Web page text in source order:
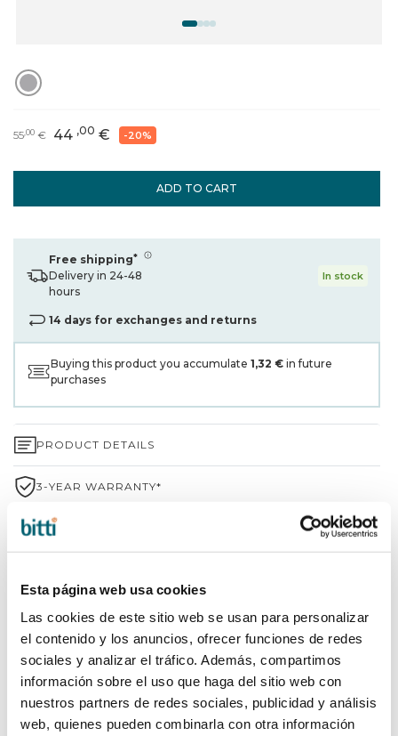
Esta página web usa cookies
Las cookies de este sitio web se usan para personalizar
el contenido y los anuncios, ofrecer funciones de redes
sociales y analizar el tráfico. Además, compartimos
información sobre el uso que haga del sitio web con
nuestros partners de redes sociales, publicidad y análisis
web, quienes pueden combinarla con otra información
ADD TO CART
55,00 € 44 ,00 € -20%
Free shipping*
Delivery in 24-48
hours
In stock
14 days for exchanges and returns
Buying this product you accumulate 1,32 € in future
purchases
PRODUCT DETAILS
3-YEAR WARRANTY*
SHIPPING AND RETURNS
BRAND INFORMATION
SHARE